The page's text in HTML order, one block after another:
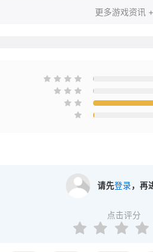
更多游戏资讯 +
请先登录，再
点击评分